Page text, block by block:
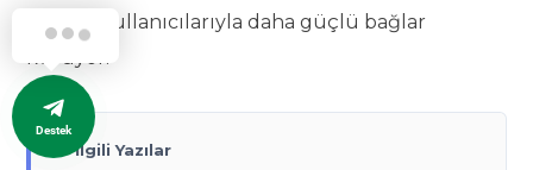
ederek kullanıcılarıyla daha güçlü bağlar
kuruyor.
🔗 İlgili Yazılar
Destek